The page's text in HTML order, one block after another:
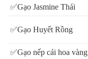
✅Gạo Jasmine Thái
✅Gạo Huyết Rồng
✅Gạo nếp cái hoa vàng